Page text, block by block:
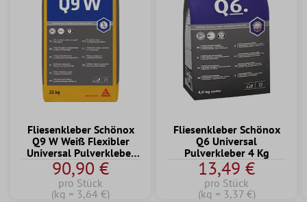
Fliesenkleber Schönox
Q9 W Weiß Flexibler
Universal Pulverkleber
25 KG
90,90 €
pro Stück
(kg = 3,64 €)
Fliesenkleber Schönox
Q6 Universal
Pulverkleber 4 Kg
13,49 €
pro Stück
(kg = 3,37 €)